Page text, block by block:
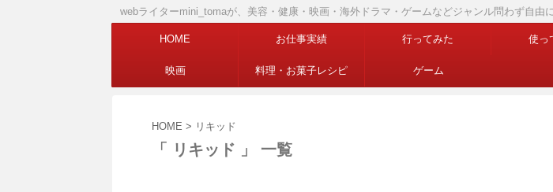
webライターmini_tomaが、美容・健康・映画・海外ドラマ・ゲームなどジャンル問わず自由
HOME お仕事実績 行ってみた 使っ
映画 料理・お菓子レシピ ゲーム
HOME > リキッド
「 リキッド 」 一覧